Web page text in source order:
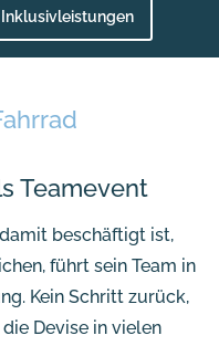
Inklusivleistungen
Teamevent
beschäftigt ist,
führt sein Team in
Kein Schritt zurück,
Devise in vielen